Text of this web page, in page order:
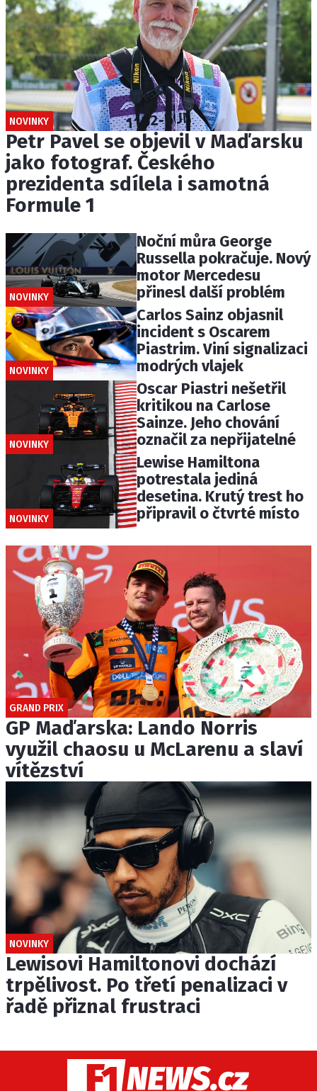
NOVINKY
Petr Pavel se objevil v Maďarsku
jako fotograf. Českého
prezidenta sdílela i samotná
Formule 1
NOVINKY
Noční můra George
Russella pokračuje. Nový
motor Mercedesu
přinesl další problém
NOVINKY
Carlos Sainz objasnil
incident s Oscarem
Piastrim. Viní signalizaci
modrých vlajek
NOVINKY
Oscar Piastri nešetřil
kritikou na Carlose
Sainze. Jeho chování
označil za nepřijatelné
NOVINKY
Lewise Hamiltona
potrestala jediná
desetina. Krutý trest ho
připravil o čtvrté místo
GRAND PRIX
GP Maďarska: Lando Norris
využil chaosu u McLarenu a slaví
vítězství
NOVINKY
Lewisovi Hamiltonovi dochází
trpělivost. Po třetí penalizaci v
řadě přiznal frustraci